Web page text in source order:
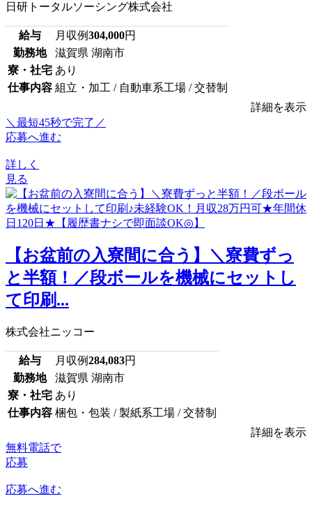
日研トータルソーシング株式会社
給与 月収例304,000円
勤務地
滋賀県 湖南市
寮・社宅 あり
仕事内容 組立・加工 / 自動車系工場 / 交替制
詳細を表示
＼最短45秒で完了／
応募へ進む
詳しく
見る
【お盆前の入寮間に合う】＼寮費ずっ
と半額！／段ボールを機械にセットし
て印刷...
株式会社ニッコー
給与 月収例284,083円
勤務地
滋賀県 湖南市
寮・社宅 あり
仕事内容 梱包・包装 / 製紙系工場 / 交替制
詳細を表示
無料電話で
応募
応募へ進む